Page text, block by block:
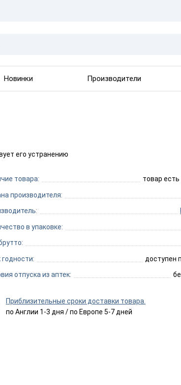
Новинки Производители
его устранению
товара: товар
производителя:
в упаковке:
годности: доступен
отпуска из аптек:
Приблизительные сроки доставки товара.
по Англии 1-3 дня / по Европе 5-7 дней